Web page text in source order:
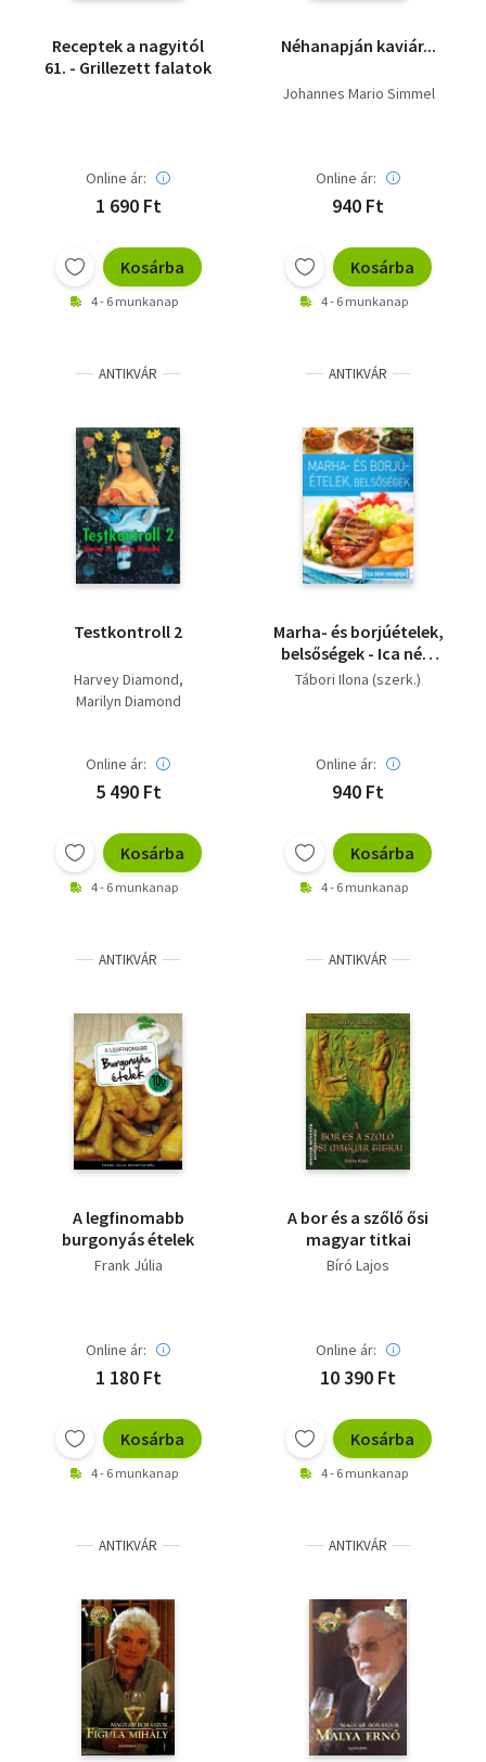
Receptek a nagyitól
61. - Grillezett falatok
Online ár:
1 690 Ft
Kosárba
4 - 6 munkanap
Néhanapján kaviár...
Johannes Mario Simmel
Online ár:
940 Ft
Kosárba
4 - 6 munkanap
ANTIKVÁR
Testkontroll 2
Harvey Diamond
Marilyn Diamond
Online ár:
5 490 Ft
Kosárba
4 - 6 munkanap
ANTIKVÁR
Marha- és borjúételek,
belsőségek - Ica néni
recepjei
Tábori Ilona (szerk.)
Online ár:
940 Ft
Kosárba
4 - 6 munkanap
ANTIKVÁR
A legfinomabb
burgonyás ételek
Frank Júlia
Online ár:
1 180 Ft
Kosárba
4 - 6 munkanap
ANTIKVÁR
A bor és a szőlő ősi
magyar titkai
Bíró Lajos
Online ár:
10 390 Ft
Kosárba
4 - 6 munkanap
ANTIKVÁR ANTIKVÁR